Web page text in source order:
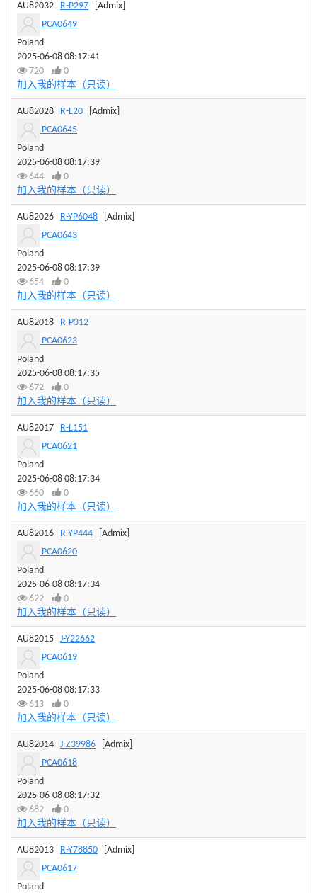
AU82032 R-P297 [Admix]
PCA0649
Poland
2025-06-08 08:17:41
720
0
加入我的样本（只读）
AU82028 R-L20 [Admix]
PCA0645
Poland
2025-06-08 08:17:39
644
0
加入我的样本（只读）
AU82026 R-YP6048 [Admix]
PCA0643
Poland
2025-06-08 08:17:39
654
0
加入我的样本（只读）
AU82018 R-P312
PCA0623
Poland
2025-06-08 08:17:35
672
0
加入我的样本（只读）
AU82017 R-L151
PCA0621
Poland
2025-06-08 08:17:34
660
0
加入我的样本（只读）
AU82016 R-YP444 [Admix]
PCA0620
Poland
2025-06-08 08:17:34
622
0
加入我的样本（只读）
AU82015 J-Y22662
PCA0619
Poland
2025-06-08 08:17:33
613
0
加入我的样本（只读）
AU82014 J-Z39986 [Admix]
PCA0618
Poland
2025-06-08 08:17:32
682
0
加入我的样本（只读）
AU82013 R-Y78850 [Admix]
PCA0617
Poland